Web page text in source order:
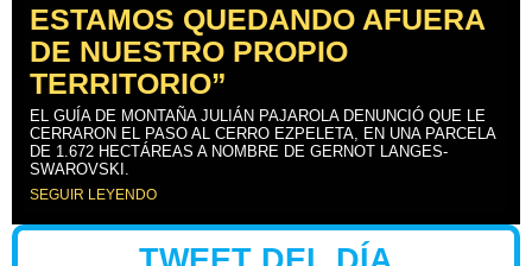
ESTAMOS QUEDANDO AFUERA
DE NUESTRO PROPIO
TERRITORIO”
EL GUÍA DE MONTAÑA JULIÁN PAJAROLA DENUNCIÓ QUE LE
CERRARON EL PASO AL CERRO EZPELETA, EN UNA PARCELA
DE 1.672 HECTÁREAS A NOMBRE DE GERNOT LANGES-
SWAROVSKI.
SEGUIR LEYENDO